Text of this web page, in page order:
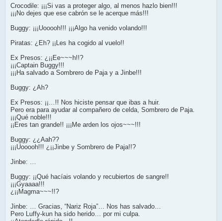
Crocodile: ¡¡¡Si vas a proteger algo, al menos hazlo bien!!!
¡¡¡No dejes que ese cabrón se le acerque más!!!
Buggy: ¡¡¡Uooooh!!! ¡¡¡Algo ha venido volando!!!
Piratas: ¿Eh? ¡¡Les ha cogido al vuelo!!
Ex Presos: ¿¡¡Ee~~~h!!?
¡¡¡Captain Buggy!!!
¡¡¡Ha salvado a Sombrero de Paja y a Jinbe!!!
Buggy: ¿Ah?
Ex Presos: ¡¡…!! Nos hiciste pensar que ibas a huir.
Pero era para ayudar al compañero de celda, Sombrero de Paja.
¡¡¡Qué noble!!!
¡¡Eres tan grande!! ¡¡¡Me arden los ojos~~~!!!
Buggy: ¿¿Aah??
¡¡¡Uooooh!!! ¿¡¡Jinbe y Sombrero de Paja!!?
Jinbe: …
Buggy: ¡¡Qué hacíais volando y recubiertos de sangre!!
¡¡¡Gyaaaa!!!
¿¡¡Magma~~~!!?
Jinbe: … Gracias, “Nariz Roja”… Nos has salvado…
Pero Luffy-kun ha sido herido… por mi culpa.